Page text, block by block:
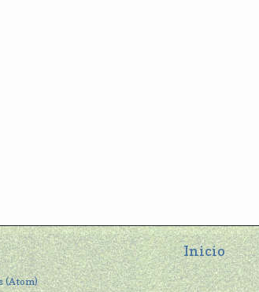
Inicio
(Atom)